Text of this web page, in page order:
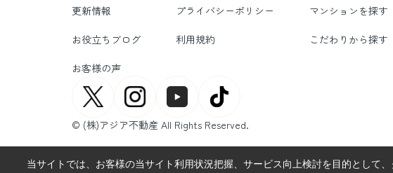
更新情報 プライバシーポリシー マンションを探す
お役立ちブログ 利用規約 こだわりから探す
お客様の声
© (株)アジア不動産 All Rights Reserved.
当サイトでは、お客様の当サイト利用状況把握、サービス向上検討を目的として